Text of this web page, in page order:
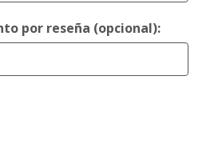
por reseña (opcional):